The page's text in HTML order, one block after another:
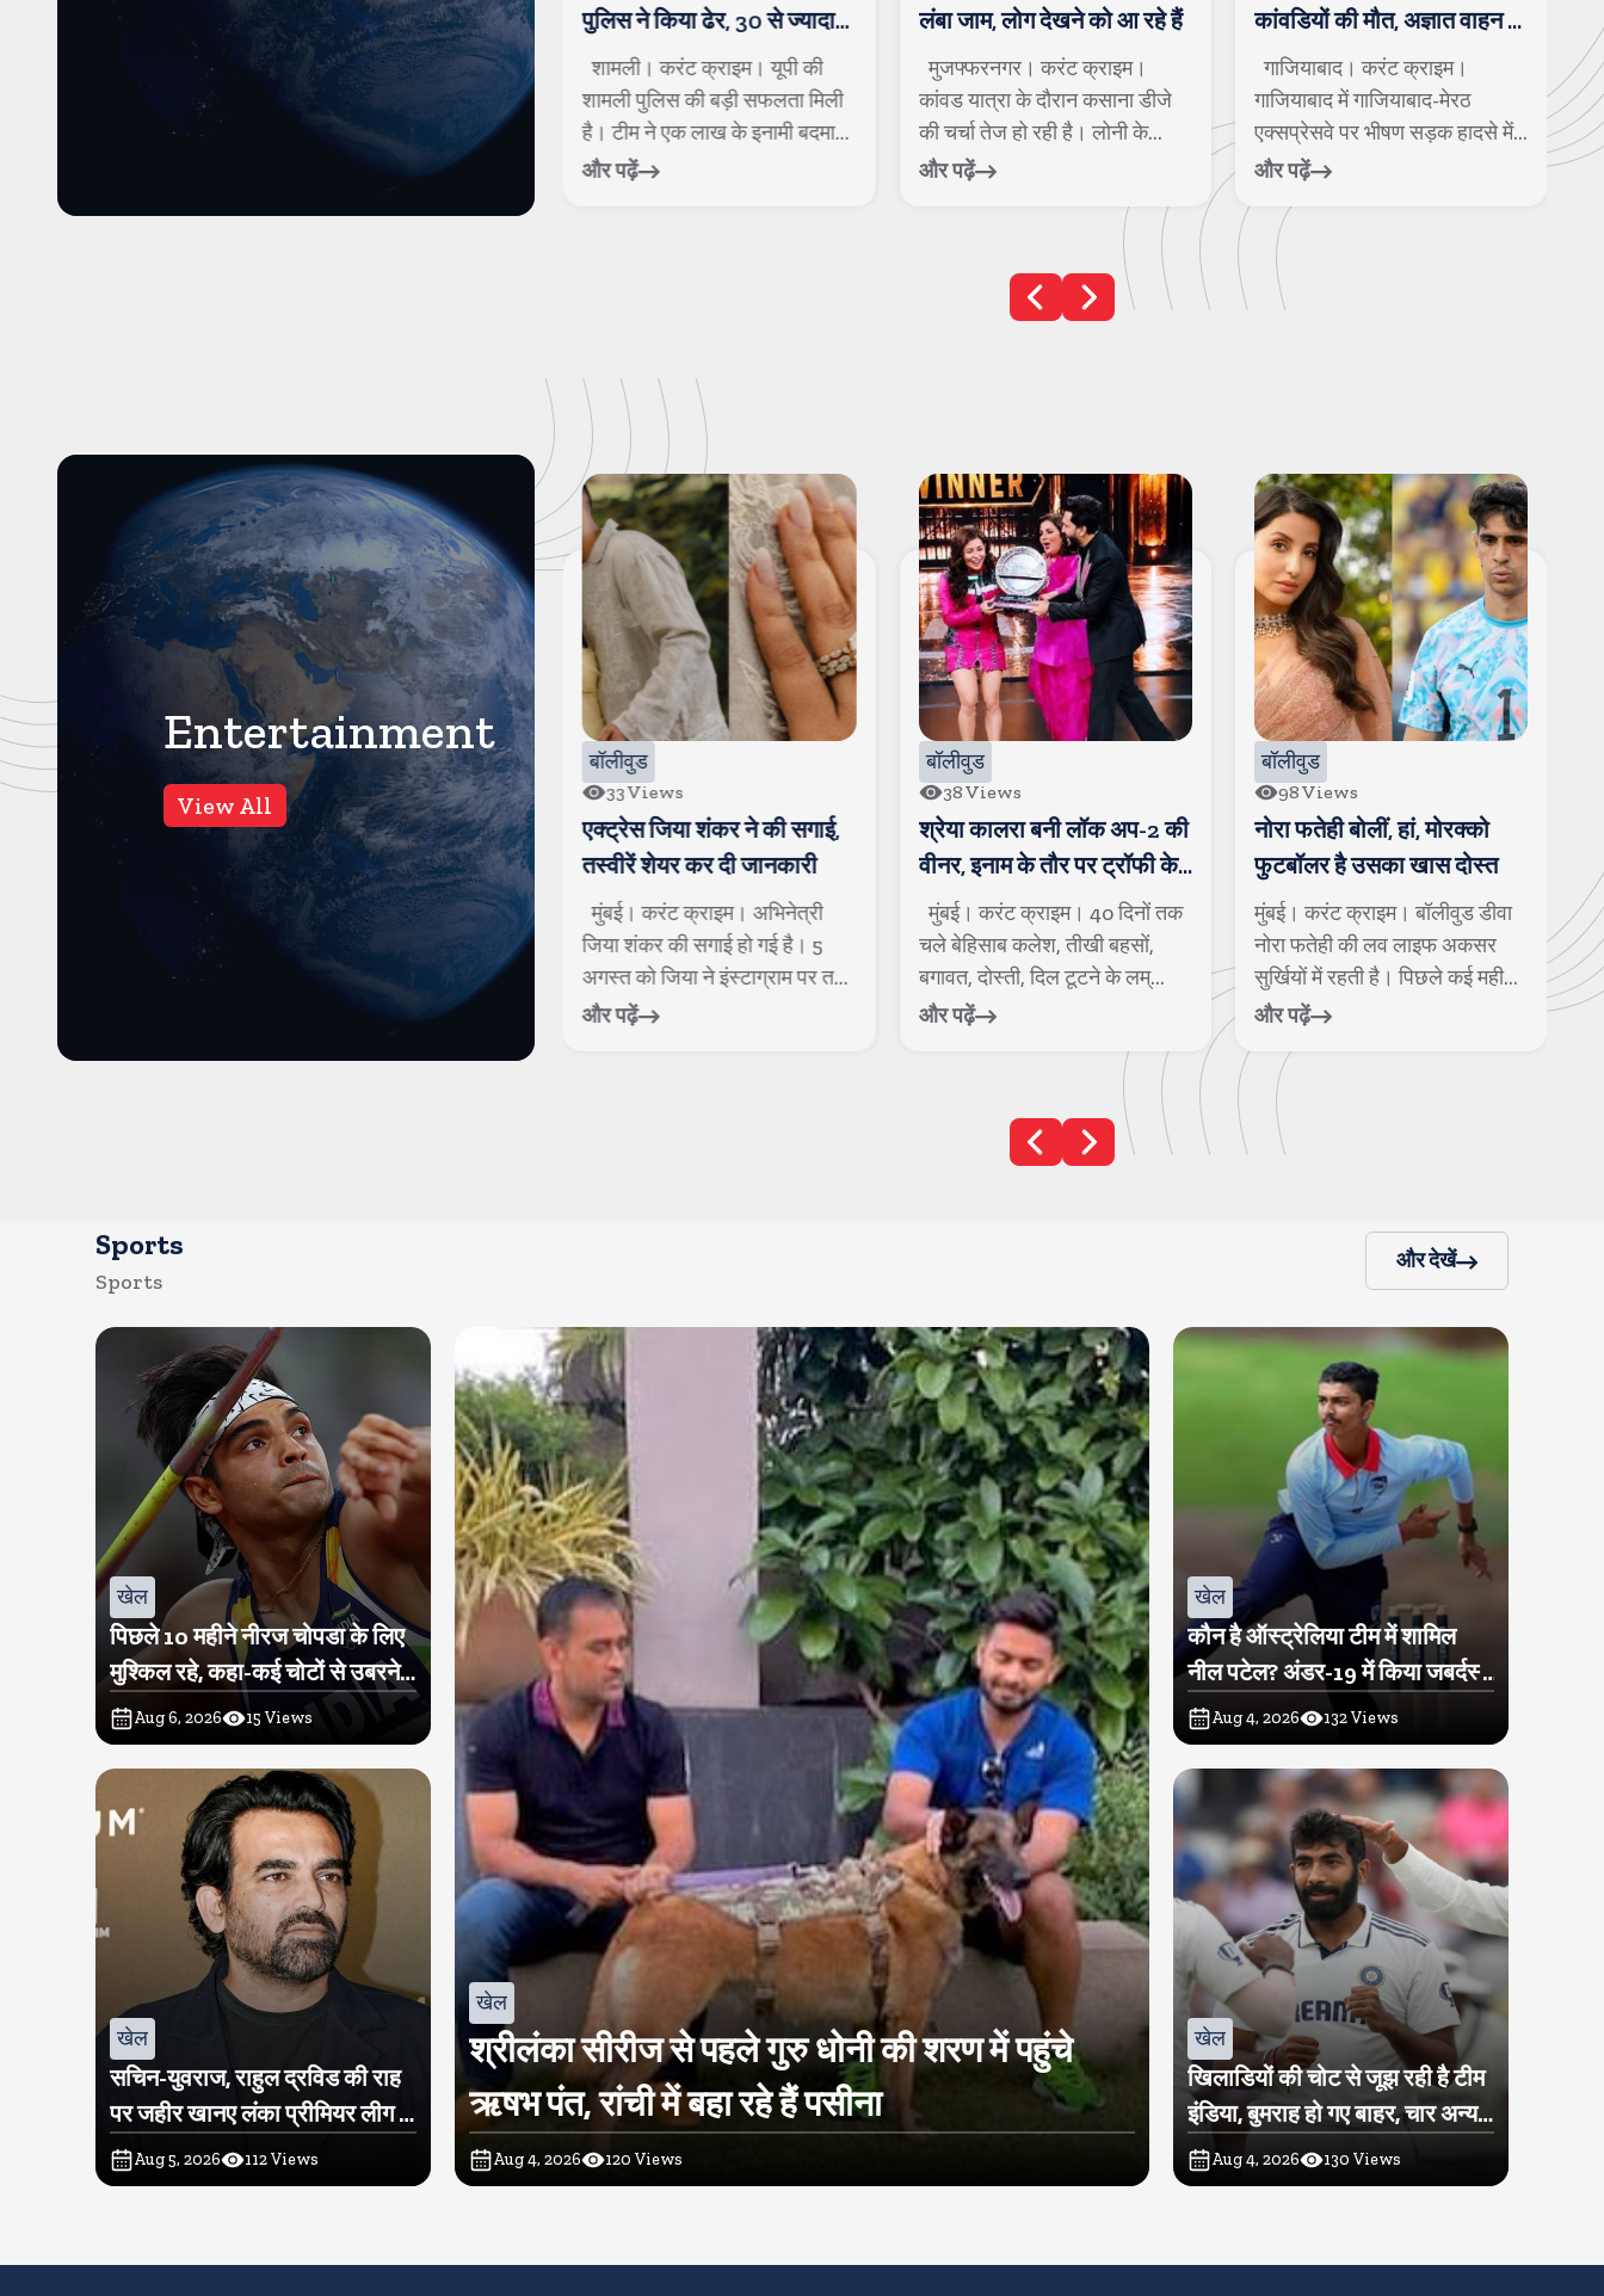
बुरी तरह पिटाई
नोएडा। करंट क्राइम। के रबूपुरा
कस्बे में मामूली विवाद में बुजुर्ग व्यापारी
और उनके बेटे के साथ ...
पुलिस ने किया ढेर, 30 से ज्यादा
गंभीर मामले थे दर्ज
शामली। करंट क्राइम। यूपी की
शामली पुलिस की बड़ी सफलता मिली
है। टीम ने एक लाख के इनामी बदमाश
फु...
और पढ़ें
लंबा जाम, लोग देखने को आ रहे हैं
मुजफ्फरनगर। करंट क्राइम।
कांवड यात्रा के दौरान कसाना डीजे
की चर्चा तेज हो रही है। लोनी के
निस...
और पढ़ें
कांवडियों की मौत, अज्ञात वाहन ने
मारी टक्कर
गाजियाबाद। करंट क्राइम।
गाजियाबाद में गाजियाबाद-मेरठ
एक्सप्रेसवे पर भीषण सड़क हादसे में
हरिद्व...
और पढ़ें
Entertainment
View All
बॉलीवुड
11 Views
प्रदीप रावत के बेटे ने बताया दर्द,
कहा-पापा की बीमारी ठीक होने के
बजाय बढ़ती गई
मुंबई। करंट क्राइम। गजनी फेम
एक्टर प्रदीप रावत अब हमारे बीच नहीं
रहे। 74 साल की उम्र में वो क...
बॉलीवुड
33Views
एक्ट्रेस जिया शंकर ने की सगाई,
तस्वीरें शेयर कर दी जानकारी
मुंबई। करंट क्राइम। अभिनेत्री
जिया शंकर की सगाई हो गई है। 5
अगस्त को जिया ने इंस्टाग्राम पर त...
और पढ़ें
बॉलीवुड
38Views
श्रेया कालरा बनी लॉक अप-2 की
वीनर, इनाम के तौर पर ट्रॉफी के
साथ एक करोड रुपए मिले
मुंबई। करंट क्राइम। 40 दिनों तक
चले बेहिसाब कलेश, तीखी बहसों,
बगावत, दोस्ती, दिल टूटने के लम्...
और पढ़ें
बॉलीवुड
98Views
नोरा फतेही बोलीं, हां, मोरक्को
फुटबॉलर है उसका खास दोस्त
मुंबई। करंट क्राइम। बॉलीवुड डीवा
नोरा फतेही की लव लाइफ अकसर
सुर्खियों में रहती है। पिछले कई मही...
और पढ़ें
Sports
Sports
और देखें
खेल
पिछले 10 महीने नीरज चोपडा के लिए
मुश्किल रहे, कहा-कई चोटों से उबरने में
परेशानी हुई
Aug 6, 2026 15 Views
खेल
सचिन-युवराज, राहुल द्रविड की राह
पर जहीर खानए लंका प्रीमियर लीग में
खरीदी टीम
Aug 5, 2026 112Views
खेल
श्रीलंका सीरीज से पहले गुरु धोनी की शरण में पहुंचे
ऋषभ पंत, रांची में बहा रहे हैं पसीना
Aug 4, 2026 120 Views
खेल
कौन है ऑस्ट्रेलिया टीम में शामिल
नील पटेल? अंडर-19 में किया जबर्दस्त
प्रदर्शन
Aug 4, 2026 132Views
खेल
खिलाडियों की चोट से जूझ रही है टीम
इंडिया, बुमराह हो गए बाहर, चार अन्य
खिलाडी पर भी लटकी तलवार
Aug 4, 2026 130 Views